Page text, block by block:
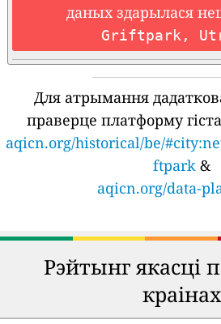
даных здарылася
Griftpark,
Для атрымання
праверце платформу
aqicn.org/historical/be/
ftpark &
aqicn.org/data-
Рэйтынг якасці
краінах